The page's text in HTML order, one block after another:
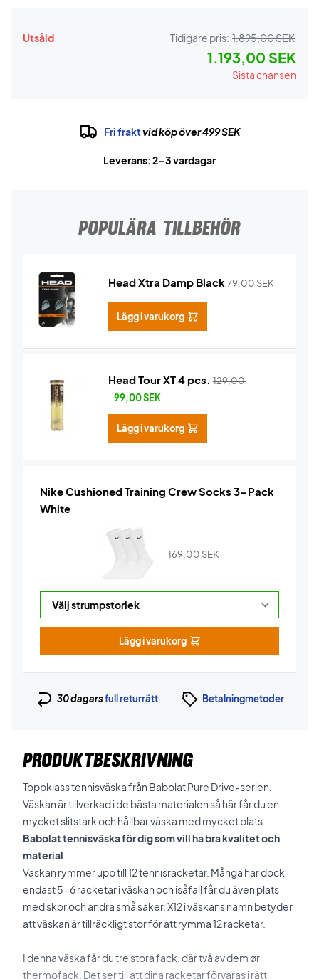
Utsåld Tidigare pris: 1.895,00 SEK
1.193,00 SEK
Sista chansen
Fri fraktvid köp över 499 SEK
Leverans: 2-3 vardagar
POPULÄRA TILLBEHÖR
Head Xtra Damp Black79,00 SEK
Lägg i varukorg
Head Tour XT 4 pcs. 129,00
99,00SEK
Lägg i varukorg
Nike Cushioned Training Crew Socks 3-Pack
White
169,00 SEK
Lägg i varukorg
30 dagarsfull returrätt Betalningmetoder
PRODUKTBESKRIVNING
Toppklass tennisväska från Babolat Pure Drive-serien.
Väskan är tillverkad i de bästa materialen så här får du en
mycket slitstark och hållbar väska med mycket plats.
Babolat tennisväska för dig som vill ha bra kvalitet och
material
Väskan rymmer upp till 12 tennisracketar. Många har dock
endast 5-6 racketar i väskan och isåfall får du även plats
med skor och andra små saker. X12 i väskans namn betyder
attväskan är tillräckligt stor för att rymma 12 racketar.
I denna väska får du tre stora fack, där två av dem ør
thermofack. Det ser till att dina racketar förvaras i rätt